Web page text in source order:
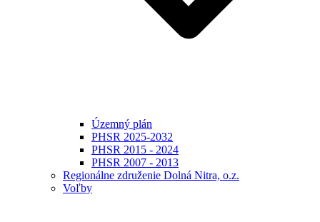
Územný plán
PHSR 2025-2032
PHSR 2015 - 2024
PHSR 2007 - 2013
Regionálne združenie Dolná Nitra, o.z.
Voľby